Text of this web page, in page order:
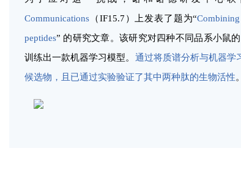
Communications （IF15.7）上发表了题为“
peptides” 的研究文章。该研究对四种不同品系小鼠
训练出一款机器学习模型。 通过将质谱分析与机器学
候选物，且已通过实验验证了其中两种肽的生物活性。